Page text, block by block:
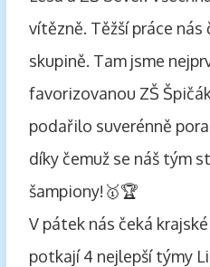
vítězně. Těžší práce nás
skupině. Tam jsme
favorizovanou ZŠ
podařilo suverénně
díky čemuž se náš tým
šampiony!🥇🏆
V pátek nás čeká
potkají 4 nejlepší týmy